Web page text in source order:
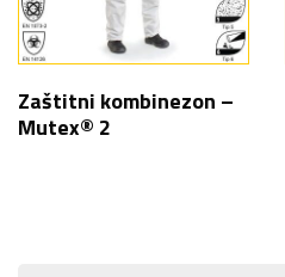
Zaštitni kombinezon –
Mutex® 2